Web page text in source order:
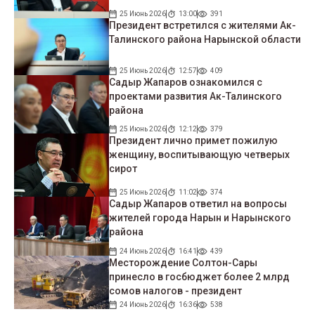
25 Июнь 2026 13:00 391
Президент встретился с жителями Ак-
Талинского района Нарынской области
25 Июнь 2026 12:57 409
Садыр Жапаров ознакомился с
проектами развития Ак-Талинского
района
25 Июнь 2026 12:12 379
Президент лично примет пожилую
женщину, воспитывающую четверых
сирот
25 Июнь 2026 11:02 374
Садыр Жапаров ответил на вопросы
жителей города Нарын и Нарынского
района
24 Июнь 2026 16:41 439
Месторождение Солтон-Сары
принесло в госбюджет более 2 млрд
сомов налогов - президент
24 Июнь 2026 16:36 538